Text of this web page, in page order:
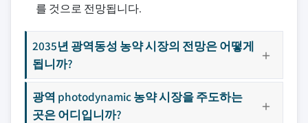
를 것으로 전망됩니다.
2035년 광역동성 농약 시장의 전망은 어떻게
됩니까?
광역 photodynamic 농약 시장을 주도하는
곳은 어디입니까?